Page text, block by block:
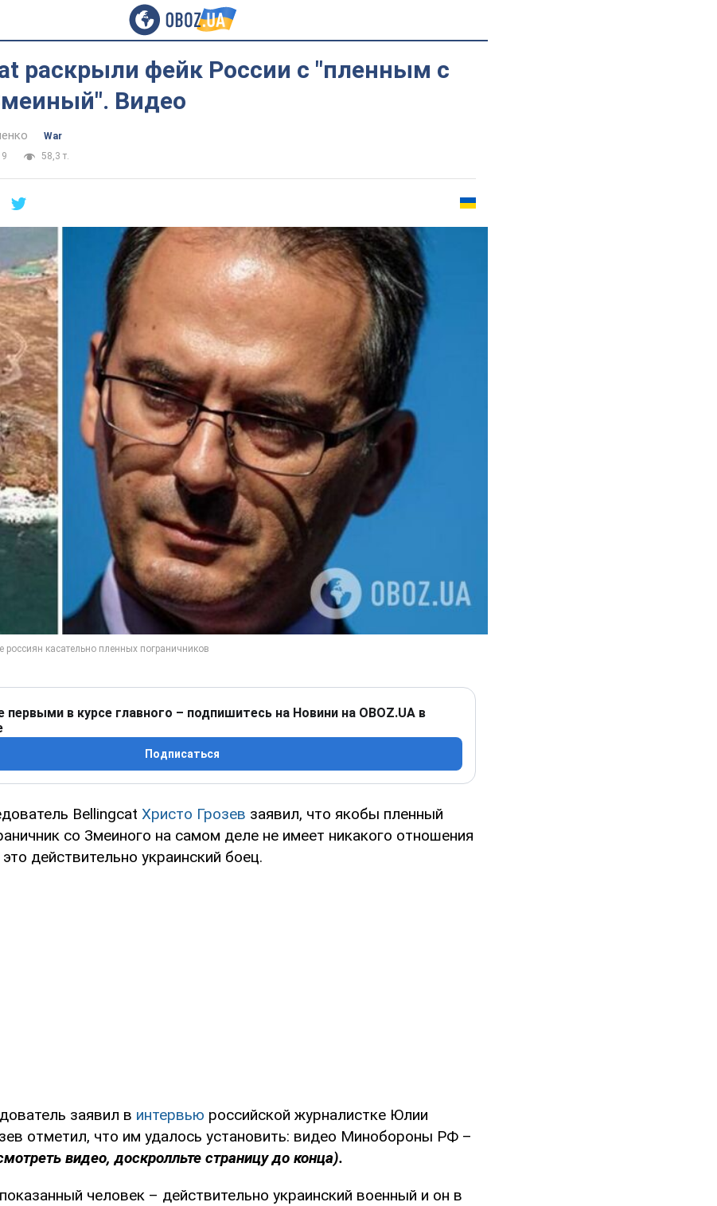
раскрыли фейк России с "пленным с
Видео
War
58,3 т.
первыми в курсе главного – подпишитесь на Новини на OBOZ.UA в
Подписаться
Bellingcat Христо Грозев заявил, что якобы пленный
со Змеиного на самом деле не имеет никакого отношения
действительно украинский боец.
заявил в интервью российской журналистке Юлии
отметил, что им удалось установить: видео Минобороны РФ –
видео, доскролльте страницу до конца).
человек – действительно украинский военный и он в